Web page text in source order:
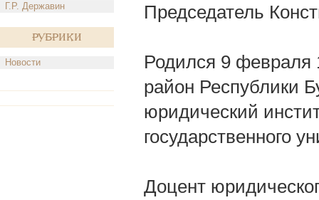
Г.Р. Державин
Рубрики
Новости
Председатель
Родился 9 февраля
район Республики
юридический
государственного
Доцент